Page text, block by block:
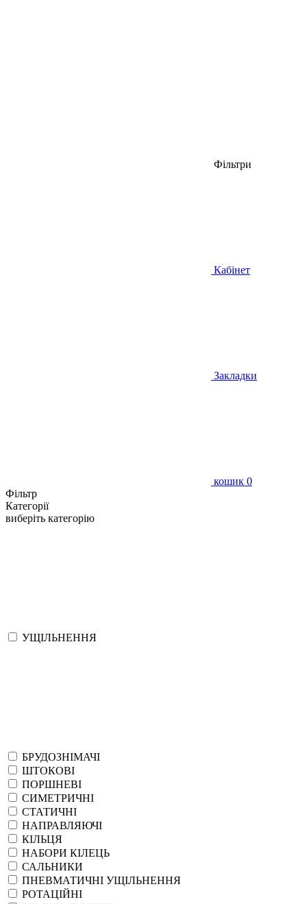
Фільтри
Кабінет
Закладки
кошик 0
Фільтр
Категорії
виберіть категорію
УЩІЛЬНЕННЯ
БРУДОЗНІМАЧІ
ШТОКОВІ
ПОРШНЕВІ
СИМЕТРИЧНІ
СТАТИЧНІ
НАПРАВЛЯЮЧІ
КІЛЬЦЯ
НАБОРИ КІЛЕЦЬ
САЛЬНИКИ
ПНЕВМАТИЧНІ УЩІЛЬНЕННЯ
РОТАЦІЙНІ